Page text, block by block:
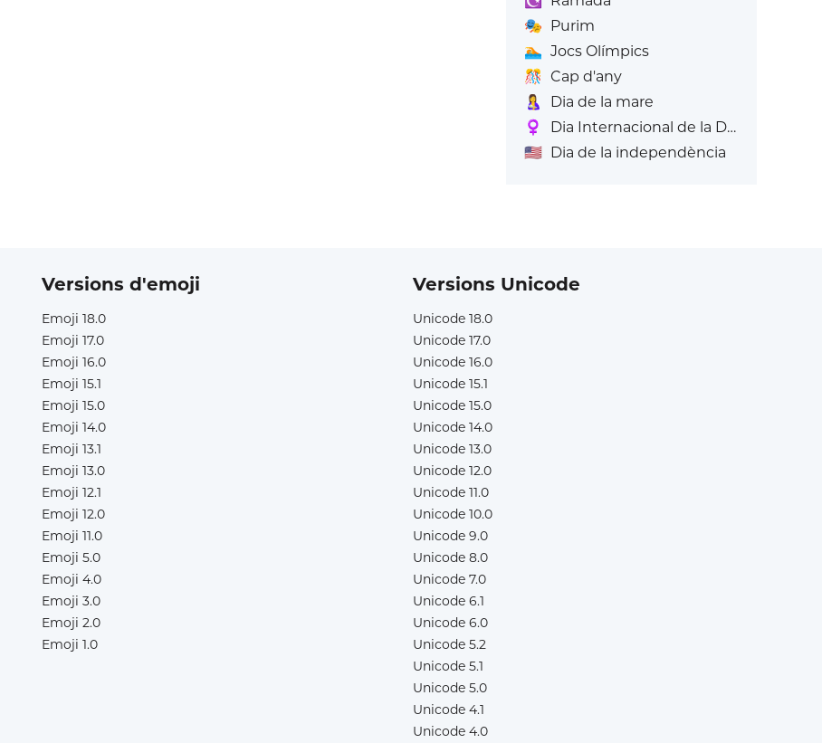
🎭 Purim
🏊 Jocs Olímpics
🎊 Cap d'any
🤱
Dia de la mare
♀️
Dia Internacional de la Dona
🇺🇸 Dia de la independència
Versions d'emoji
Emoji 18.0
Emoji 17.0
Emoji 16.0
Emoji 15.1
Emoji 15.0
Emoji 14.0
Emoji 13.1
Emoji 13.0
Emoji 12.1
Emoji 12.0
Emoji 11.0
Emoji 5.0
Emoji 4.0
Emoji 3.0
Emoji 2.0
Emoji 1.0
Versions Unicode
Unicode 18.0
Unicode 17.0
Unicode 16.0
Unicode 15.1
Unicode 15.0
Unicode 14.0
Unicode 13.0
Unicode 12.0
Unicode 11.0
Unicode 10.0
Unicode 9.0
Unicode 8.0
Unicode 7.0
Unicode 6.1
Unicode 6.0
Unicode 5.2
Unicode 5.1
Unicode 5.0
Unicode 4.1
Unicode 4.0